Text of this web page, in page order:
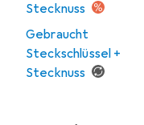
Stecknuss
Gebraucht
Steckschlüssel +
Stecknuss